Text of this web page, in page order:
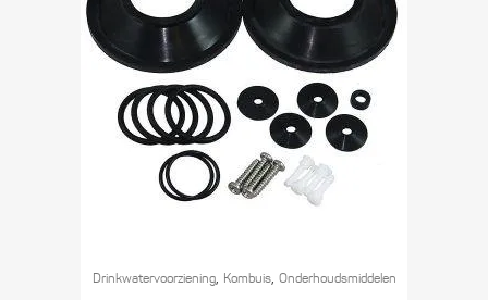
Drinkwater­voorziening, Kombuis, Onderhouds­middelen